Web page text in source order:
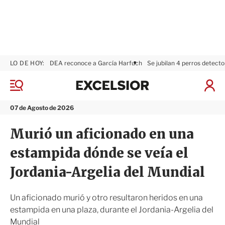
M
n
07 de Agosto de 2026
LO DE HOY: DEA reconoce a García Harfuch Se jubilan 4 perros
I
x
i
r
Murió un aficionado en una
estampida dónde se veía el
Jordania-Argelia del Mundial
Un aficionado murió y otro resultaron heridos en una
estampida en una plaza, durante el Jordania-Argelia del
Mundial